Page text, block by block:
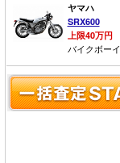
ヤマハ
SRX600
上限40万円
バイクボーイ